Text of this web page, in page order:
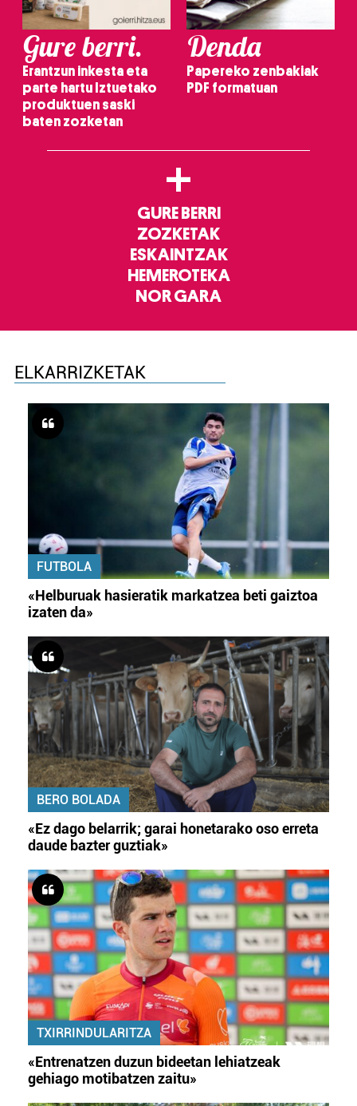
Gure berri.
Erantzun inkesta eta
parte hartu Iztuetako
produktuen saski
baten zozketan
Denda
Papereko zenbakiak
PDF formatuan
+
GURE BERRI
ZOZKETAK
ESKAINTZAK
HEMEROTEKA
NOR GARA
ELKARRIZKETAK
FUTBOLA
«Helburuak hasieratik markatzea beti gaiztoa
izaten da»
BERO BOLADA
«Ez dago belarrik; garai honetarako oso erreta
daude bazter guztiak»
TXIRRINDULARITZA
«Entrenatzen duzun bideetan lehiatzeak
gehiago motibatzen zaitu»